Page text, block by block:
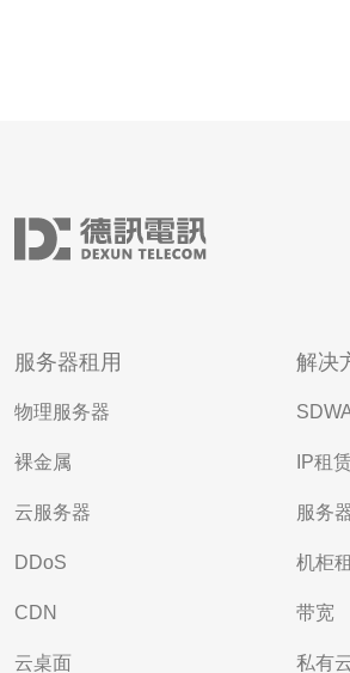
服务器租用
物理服务器
裸金属
云服务器
DDoS
CDN
云桌面
解决
IP租
服务
机柜
带宽
私有